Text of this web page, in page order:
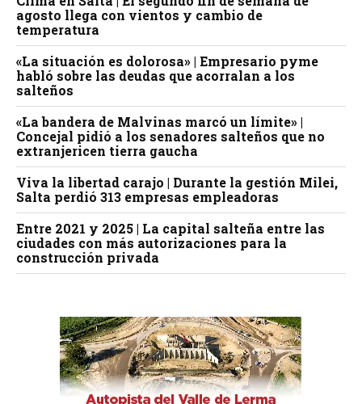
agosto llega con vientos y cambio de
temperatura
«La situación es dolorosa» | Empresario pyme
habló sobre las deudas que acorralan a los
salteños
«La bandera de Malvinas marcó un límite» |
Concejal pidió a los senadores salteños que no
extranjericen tierra gaucha
Viva la libertad carajo | Durante la gestión Milei,
Salta perdió 313 empresas empleadoras
Entre 2021 y 2025 | La capital salteña entre las
ciudades con más autorizaciones para la
construcción privada